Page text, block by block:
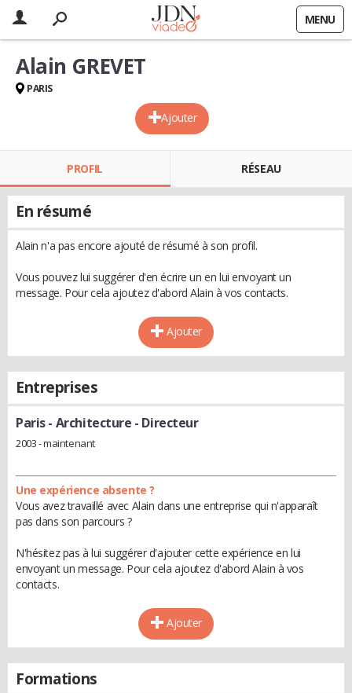
MENU
Ajouter
Alain GREVET
PARIS
PROFIL RÉSEAU
En résumé
Alain n'a pas encore ajouté de résumé à son profil.
Vous pouvez lui suggérer d'en écrire un en lui envoyant un
message. Pour cela ajoutez d'abord Alain à vos contacts.
Ajouter
Entreprises
Paris - Architecture - Directeur
2003 - maintenant
Une expérience absente ?
Vous avez travaillé avec Alain dans une entreprise qui n'apparaît
pas dans son parcours ?
N'hésitez pas à lui suggérer d'ajouter cette expérience en lui
envoyant un message. Pour cela ajoutez d'abord Alain à vos
contacts.
Ajouter
Formations